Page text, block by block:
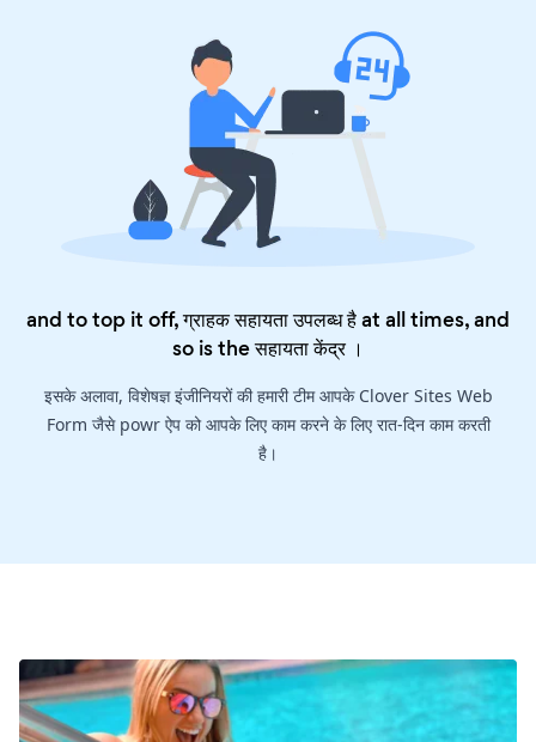
and to top it off, ग्राहक सहायता उपलब्ध है at all times, and
so is theसहायता केंद्र।
इसके अलावा, विशेषज्ञ इंजीनियरों की हमारी टीम आपके Clover Sites Web
Form जैसे powr ऐप को आपके लिए काम करने के लिए रात-दिन काम करती
है।